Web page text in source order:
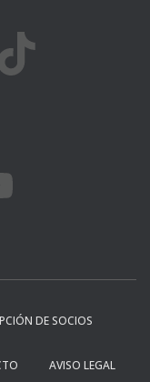
TWITTER
DE SOCIOS
AVISO LEGAL